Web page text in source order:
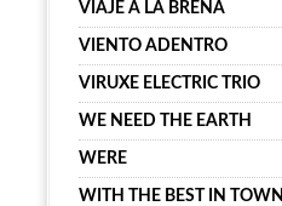
VIAJE A LA BREÑA
VIENTO ADENTRO
VIRUXE ELECTRIC TRIO
WE NEED THE EARTH
WERE
WITH THE BEST IN TOWN